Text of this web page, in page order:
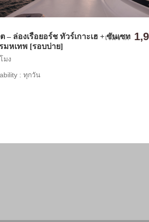
– ล่องเรือยอร์ช ทัวร์เกาะเฮ + ซันเซท
มหเทพ [รอบบ่าย]
เริ่มจาก
มง
: ทุกวัน